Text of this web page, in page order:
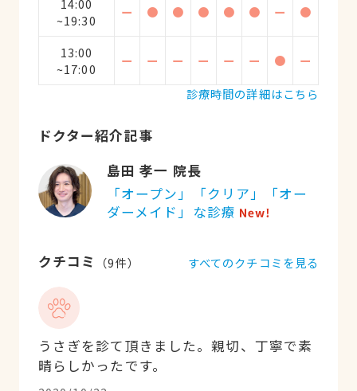
14:00
~19:30
ー ● ● ● ● ● ー ●
13:00
~17:00
ー ー ー ー ー ー ●
ー
診療時間の詳細はこちら
ドクター紹介記事
島田 孝一 院長
「オープン」「クリア」「オー
ダーメイド」な診療
クチコミ （9件）
うさぎを診て頂きました。親切、丁寧で素
晴らしかったです。
すべてのクチコミを見る